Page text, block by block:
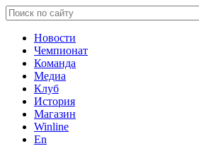
Новости
Чемпионат
Команда
Медиа
Клуб
История
Магазин
Winline
En